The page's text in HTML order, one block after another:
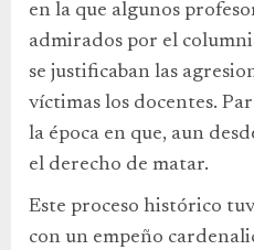
en la que algunos
admirados por el
se justificaban las
víctimas los docentes.
la época en que, aun
el derecho de matar.
Este proceso histórico
con un empeño